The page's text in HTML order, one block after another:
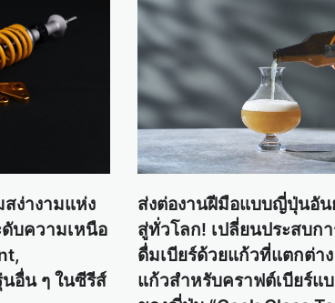
ง่างามแห่ง
บความเหนือ
อื่น ๆ ในซีรีส์
ส่งต่องานฝีมือแบบญี่ปุ่นอัน
สู่ทั่วโลก! เปลี่ยนประสบก
ดื่มเบียร์ด้วยแก้วที่แตกต่า
แก้วสำหรับคราฟต์เบียร์แ